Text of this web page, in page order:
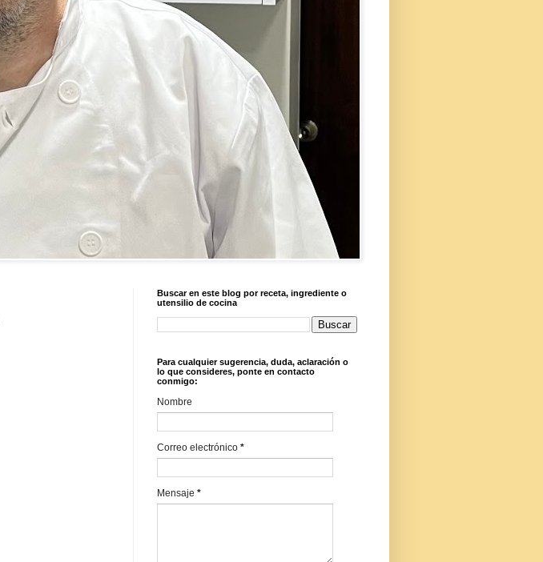
Buscar en este blog por receta, ingrediente o
utensilio de cocina
Para cualquier sugerencia, duda, aclaración o
lo que consideres, ponte en contacto
conmigo:
Nombre
Correo electrónico *
Mensaje *